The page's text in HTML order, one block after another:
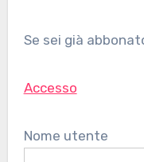
Se sei già
Accesso
Nome utente